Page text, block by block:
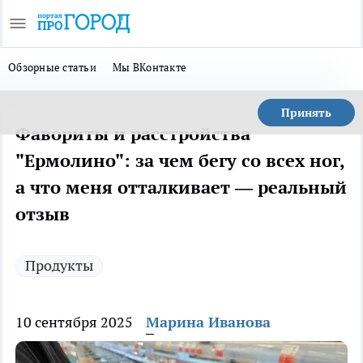
Обзорные статьи Мы ВКонтакте
Принять
Фавориты и расстройства
"Ермолино": за чем бегу со всех ног,
а что меня отталкивает — реальный
отзыв
Продукты
10 сентября 2025 Марина Иванова